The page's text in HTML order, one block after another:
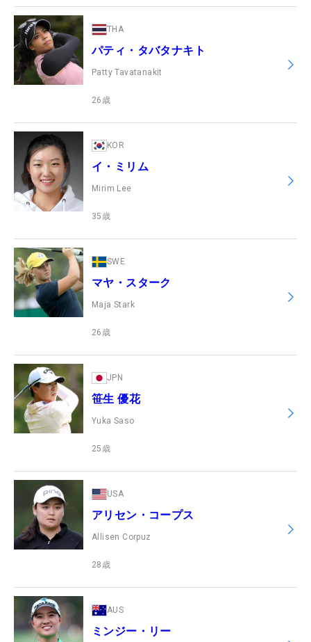
THA
パティ・タバタナキト
Patty Tavatanakit
26 歳
KOR
イ・ミリム
Mirim Lee
35 歳
SWE
マヤ・スターク
Maja Stark
26 歳
JPN
笹生 優花
Yuka Saso
25 歳
USA
アリセン・コープス
Allisen Corpuz
28 歳
AUS
ミンジー・リー